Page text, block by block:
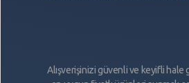
Alışverişinizi güvenli ve keyifli hale